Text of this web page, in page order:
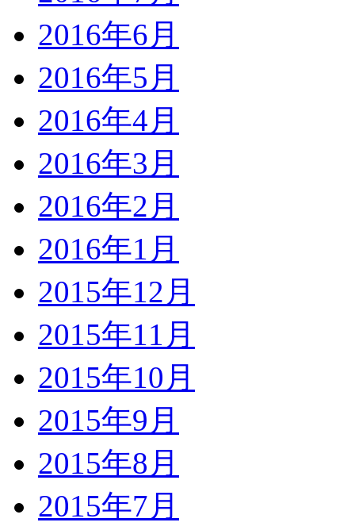
2016年6月
2016年5月
2016年4月
2016年3月
2016年2月
2016年1月
2015年12月
2015年11月
2015年10月
2015年9月
2015年8月
2015年7月